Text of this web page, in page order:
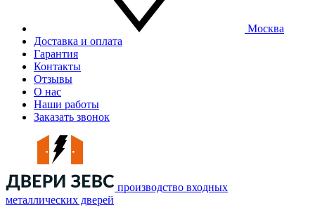
Москва
Доставка и оплата
Гарантия
Контакты
Отзывы
О нас
Наши работы
Заказать звонок
производство входных
металлических дверей